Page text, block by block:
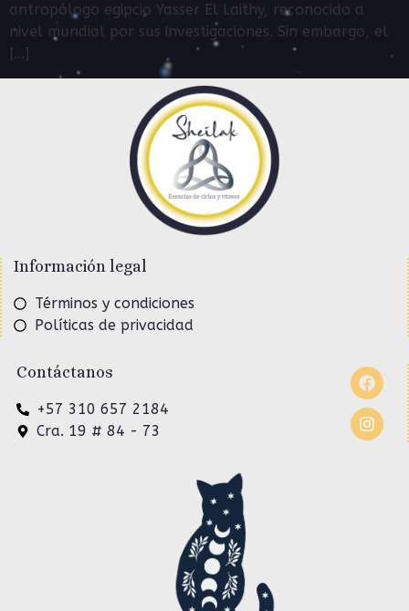
antropólogo egipcio Yasser El Laithy, reconocido a
nivel mundial por sus investigaciones. Sin embargo, el
[…]
Información legal
Términos y condiciones
Políticas de privacidad
Contáctanos
+57 310 657 2184
Cra. 19 # 84 - 73